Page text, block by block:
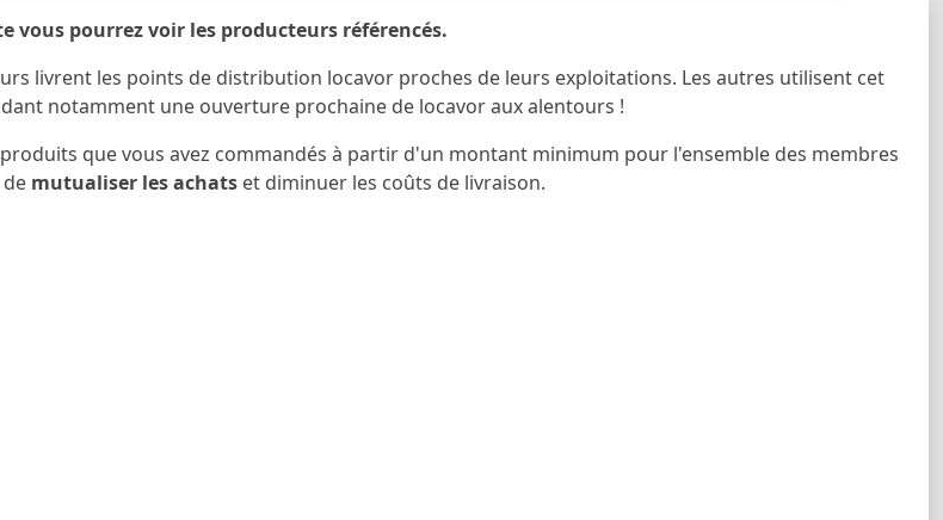
vous pourrez voir les producteurs référencés.
livrent les points de distribution locavor proches de leurs exploitations. Les autres utilisent cet
notamment une ouverture prochaine de locavor aux alentours !
que vous avez commandés à partir d'un montant minimum pour l'ensemble des membres
mutualiser les achats et diminuer les coûts de livraison.